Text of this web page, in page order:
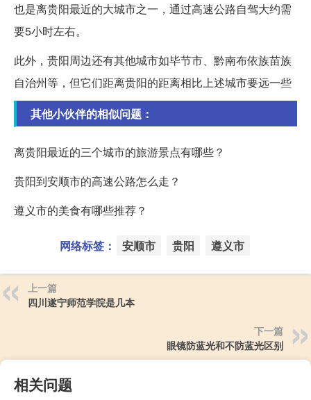
也是离贵阳最近的大城市之一，通过高速公路自驾大约需
要5小时左右。
此外，贵阳周边还有其他城市如毕节市、黔南布依族苗族
自治州等，但它们距离贵阳的距离相比上述城市要远一些
其他小伙伴的相似问题：
离贵阳最近的三个城市的旅游景点有哪些？
贵阳到安顺市的高速公路怎么走？
遵义市的美食有哪些推荐？
网络标签： 安顺市 贵阳 遵义市
上一篇
四川遂宁师范学院是几本
下一篇
眼镜防蓝光和不防蓝光区别
相关问题